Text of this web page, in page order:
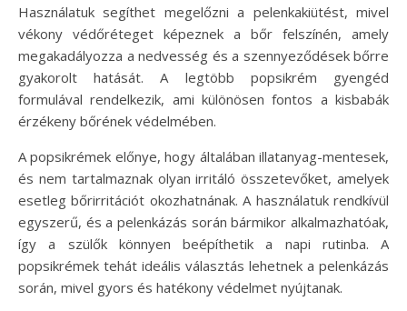
Használatuk segíthet megelőzni a pelenkakiütést, mivel
vékony védőréteget képeznek a bőr felszínén, amely
megakadályozza a nedvesség és a szennyeződések bőrre
gyakorolt hatását. A legtöbb popsikrém gyengéd
formulával rendelkezik, ami különösen fontos a kisbabák
érzékeny bőrének védelmében.
A popsikrémek előnye, hogy általában illatanyag-mentesek,
és nem tartalmaznak olyan irritáló összetevőket, amelyek
esetleg bőrirritációt okozhatnának. A használatuk rendkívül
egyszerű, és a pelenkázás során bármikor alkalmazhatóak,
így a szülők könnyen beépíthetik a napi rutinba. A
popsikrémek tehát ideális választás lehetnek a pelenkázás
során, mivel gyors és hatékony védelmet nyújtanak.